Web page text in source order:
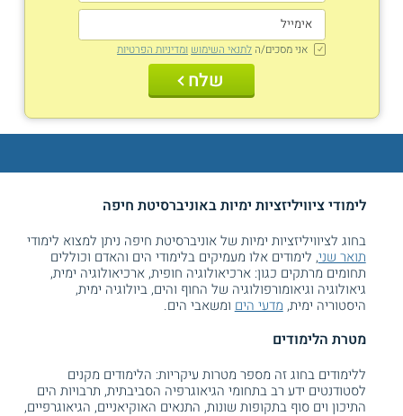
אני מסכים/ה לתנאי השימוש ומדיניות הפרטיות
שלח
לימודי ציוויליזציות ימיות באוניברסיטת חיפה
בחוג לציוויליזציות ימיות של אוניברסיטת חיפה ניתן למצוא לימודי
תואר שני, לימודים אלו מעמיקים בלימודי הים והאדם וכוללים
תחומים מרתקים כגון: ארכיאולוגיה חופית, ארכיאולוגיה ימית,
גיאולוגיה וגיאומורפולוגיה של החוף והים, ביולוגיה ימית,
היסטוריה ימית, מדעי הים ומשאבי הים.
מטרת הלימודים
ללימודים בחוג זה מספר מטרות עיקריות: הלימודים מקנים
לסטודנטים ידע רב בתחומי הגיאוגרפיה הסביבתית, תרבויות הים
התיכון וים סוף בתקופות שונות, התנאים האוקיאניים, הגיאוגרפיים,